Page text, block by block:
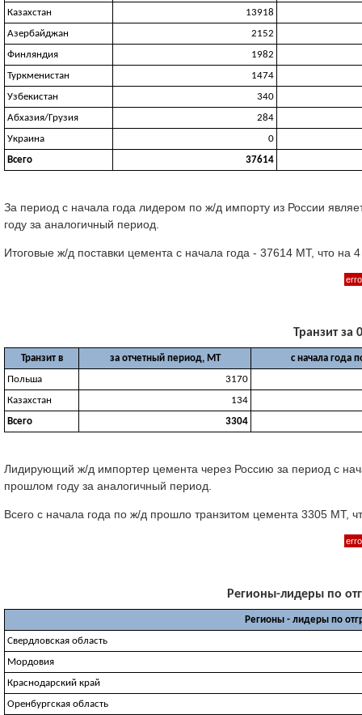
Казахстан
13918
Азербайджан
2152
Финляндия
1982
Туркменистан
1474
Узбекистан
340
Абхазия/Грузия
284
Украина
0
Всего
37614
За период с начала года лидером по ж/д импорту из России
году за аналогичный период.
Итоговые ж/д поставки цемента с начала года - 37614 МТ, что
Транзит за
Транзит в за отчетный период, МТ
с начала года
Польша
3170
Казахстан
134
Всего
3304
Лидирующий ж/д импортер цемента через Россию за период с
прошлом году за аналогичный период.
Всего с начала года по ж/д прошло транзитом цемента 3305
Регионы-лидеры по
Регионы - лидеры по
Свердловская область
Мордовия
Краснодарский край
Оренбургская область